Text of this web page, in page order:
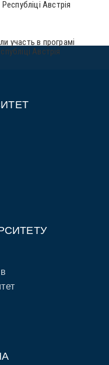
Австрія
участь в програмі
Австрія